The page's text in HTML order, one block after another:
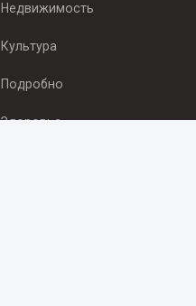
Недвижимость
Культура
Подробно
Здоровье